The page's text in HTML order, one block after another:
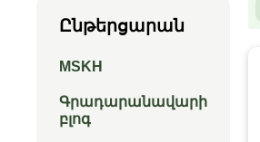
Ընթերցարան
MSKH
Գրադարանավարի
բլոգ